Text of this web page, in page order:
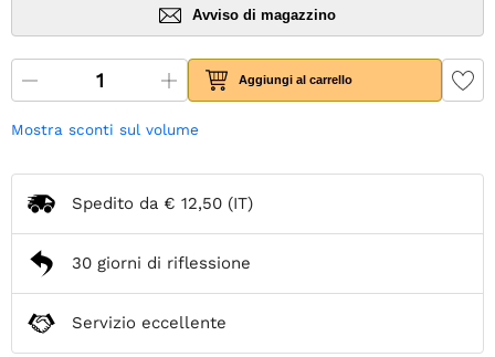
Avviso di magazzino
Aggiungi al carrello
Mostra sconti sul volume
Spedito da € 12,50 (IT)
30 giorni di riflessione
Servizio eccellente